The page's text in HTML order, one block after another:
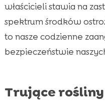
właścicieli stawia na
spektrum środków
to nasze codzienne
bezpieczeństwie
Trujące